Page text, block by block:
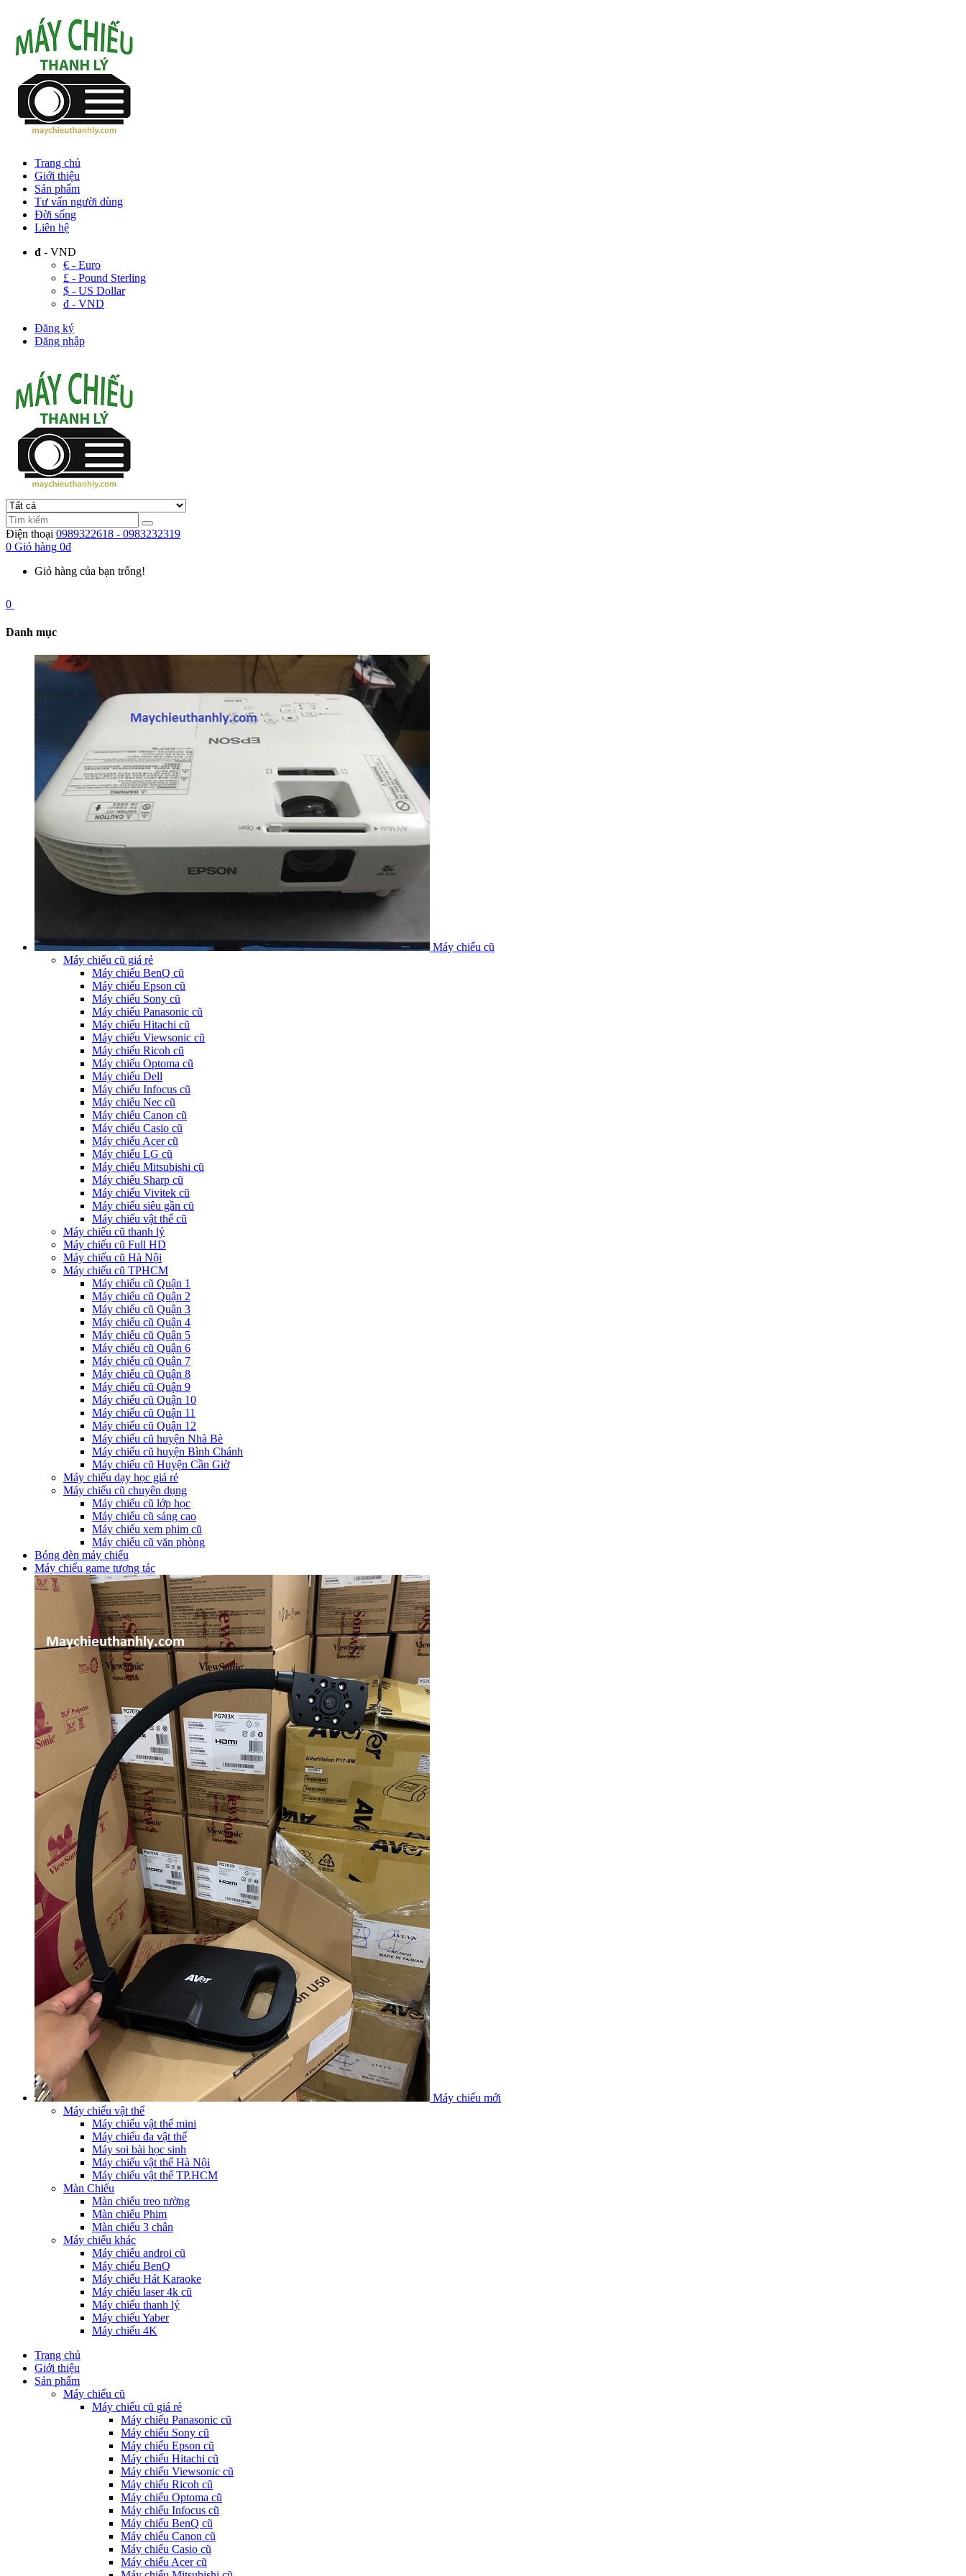
Trang chủ
Giới thiệu
Sản phẩm
Tư vấn người dùng
Đời sống
Liên hệ
đ - VND
€ - Euro
£ - Pound Sterling
$ - US Dollar
đ - VND
Đăng ký
Đăng nhập
Điện thoại 0989322618 - 0983232319
0 Giỏ hàng 0đ
Giỏ hàng của bạn trống!
0
Danh mục
Máy chiếu cũ
Máy chiếu cũ giá rẻ
Máy chiếu BenQ cũ
Máy chiếu Epson cũ
Máy chiếu Sony cũ
Máy chiếu Panasonic cũ
Máy chiếu Hitachi cũ
Máy chiếu Viewsonic cũ
Máy chiếu Ricoh cũ
Máy chiếu Optoma cũ
Máy chiếu Dell
Máy chiếu Infocus cũ
Máy chiếu Nec cũ
Máy chiếu Canon cũ
Máy chiếu Casio cũ
Máy chiếu Acer cũ
Máy chiếu LG cũ
Máy chiếu Mitsubishi cũ
Máy chiếu Sharp cũ
Máy chiếu Vivitek cũ
Máy chiếu siêu gần cũ
Máy chiếu vật thể cũ
Máy chiếu cũ thanh lý
Máy chiếu cũ Full HD
Máy chiếu cũ Hà Nội
Máy chiếu cũ TPHCM
Máy chiếu cũ Quận 1
Máy chiếu cũ Quận 2
Máy chiếu cũ Quận 3
Máy chiếu cũ Quận 4
Máy chiếu cũ Quận 5
Máy chiếu cũ Quận 6
Máy chiếu cũ Quận 7
Máy chiếu cũ Quận 8
Máy chiếu cũ Quận 9
Máy chiếu cũ Quận 10
Máy chiếu cũ Quận 11
Máy chiếu cũ Quận 12
Máy chiếu cũ huyện Nhà Bè
Máy chiếu cũ huyện Bình Chánh
Máy chiếu cũ Huyện Cần Giờ
Máy chiếu dạy học giá rẻ
Máy chiếu cũ chuyên dụng
Máy chiếu cũ lớp học
Máy chiếu cũ sáng cao
Máy chiếu xem phim cũ
Máy chiếu cũ văn phòng
Bóng đèn máy chiếu
Máy chiếu game tương tác
Máy chiếu mới
Máy chiếu vật thể
Máy chiếu vật thể mini
Máy chiếu đa vật thể
Máy soi bài học sinh
Máy chiếu vật thể Hà Nội
Máy chiếu vật thể TP.HCM
Màn Chiếu
Màn chiếu treo tường
Màn chiếu Phim
Màn chiếu 3 chân
Máy chiếu khác
Máy chiếu androi cũ
Máy chiếu BenQ
Máy chiếu Hát Karaoke
Máy chiếu laser 4k cũ
Máy chiếu thanh lý
Máy chiếu Yaber
Máy chiếu 4K
Trang chủ
Giới thiệu
Sản phẩm
Máy chiếu cũ
Máy chiếu cũ giá rẻ
Máy chiếu Panasonic cũ
Máy chiếu Sony cũ
Máy chiếu Epson cũ
Máy chiếu Hitachi cũ
Máy chiếu Viewsonic cũ
Máy chiếu Ricoh cũ
Máy chiếu Optoma cũ
Máy chiếu Infocus cũ
Máy chiếu BenQ cũ
Máy chiếu Canon cũ
Máy chiếu Casio cũ
Máy chiếu Acer cũ